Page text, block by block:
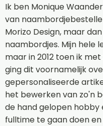
Ik ben Monique
van
Morizo Design, maar
naambordjes. Mijn hele
maar in 2012 toen ik
ging dit voornamelijk
gepersonaliseerde
het bewerken van zo'n
de hand gelopen hobby
fulltime te gaan doen